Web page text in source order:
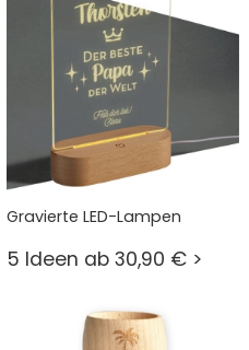
Gravierte LED-Lampen
5 Ideen ab 30,90 € >